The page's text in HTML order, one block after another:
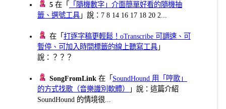
5 在「
「隨機數字」介面簡單好看的隨機抽
籤、選號工具 」說：7 8 14 16 17 18 20 2...
在「打逐字稿更輕鬆！oTranscribe 可調速、可
暫停、可加入時間標籤的線上聽寫工具 」
說：？？？
SongFromLink 在「 SoundHound 用「哼歌」
的方式找歌（音樂識別軟體）
」說：這篇介紹
SoundHound 的情境很...